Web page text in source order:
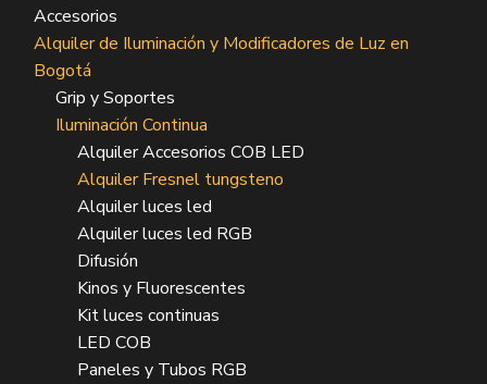
Accesorios
Alquiler de Iluminación y Modificadores de Luz en
Bogotá
Grip y Soportes
Iluminación Continua
Alquiler Accesorios COB LED
Alquiler Fresnel tungsteno
Alquiler luces led
Alquiler luces led RGB
Difusión
Kinos y Fluorescentes
Kit luces continuas
LED COB
Paneles y Tubos RGB